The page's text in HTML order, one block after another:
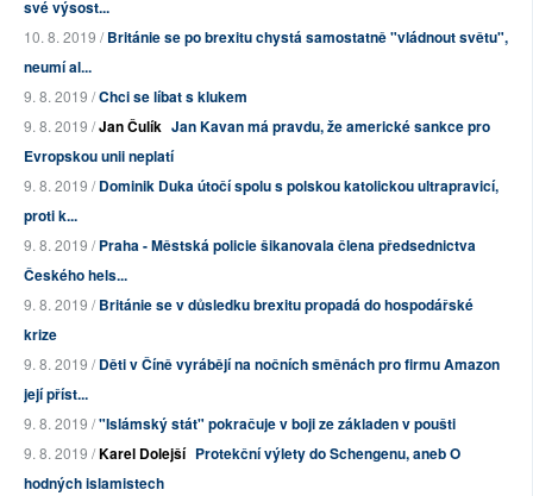
své výsost...
10. 8. 2019 /Británie se po brexitu chystá samostatně "vládnout světu",
neumí al...
9. 8. 2019 /Chci se líbat s klukem
9. 8. 2019 /Jan Čulík Jan Kavan má pravdu, že americké sankce pro
Evropskou unii neplatí
9. 8. 2019 /Dominik Duka útočí spolu s polskou katolickou ultrapravicí,
proti k...
9. 8. 2019 /Praha - Městská policie šikanovala člena předsednictva
Českého hels...
9. 8. 2019 /Británie se v důsledku brexitu propadá do hospodářské
krize
9. 8. 2019 /Děti v Číně vyrábějí na nočních směnách pro firmu Amazon
její příst...
9. 8. 2019 /"Islámský stát" pokračuje v boji ze základen v poušti
9. 8. 2019 /Karel Dolejší Protekční výlety do Schengenu, aneb O
hodných islamistech